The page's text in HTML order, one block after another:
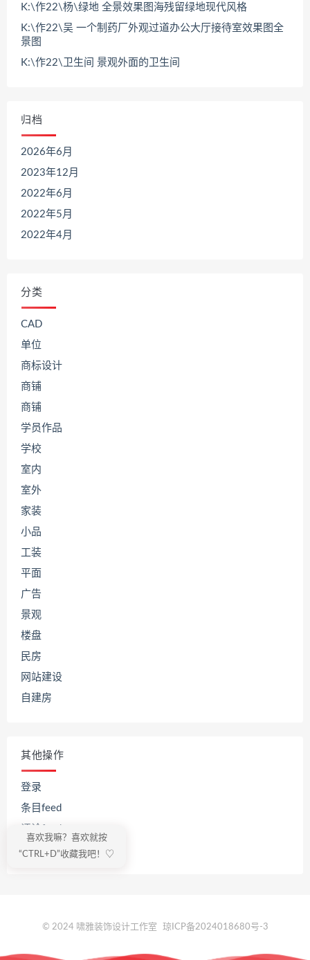
K:\作22\杨\绿地 全景效果图海残留绿地现代风格
K:\作22\吴 一个制药厂外观过道办公大厅接待室效果图全
景图
K:\作22\卫生间 景观外面的卫生间
归档
2026年6月
2023年12月
2022年6月
2022年5月
2022年4月
分类
CAD
单位
商标设计
商铺
商铺
学员作品
学校
室内
室外
家装
小品
工装
平面
广告
景观
楼盘
民房
网站建设
自建房
其他操作
登录
条目feed
WordPress.org
© 2024 啸雅装饰设计工作室 琼ICP备2024018680号-3
喜欢我嘛？喜欢就按
“CTRL+D”收藏我吧！♡